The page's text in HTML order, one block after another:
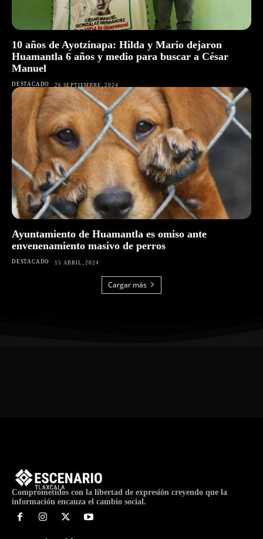
10 años de Ayotzinapa: Hilda y Mario dejaron
Huamantla 6 años y medio para buscar a César
Manuel
DESTACADO 26 SEPTIEMBRE, 2024
Ayuntamiento de Huamantla es omiso ante
envenenamiento masivo de perros
DESTACADO 15 ABRIL, 2024
Cargar más
Comprometidos con la libertad de expresión creyendo que la
información encauza el cambio social.